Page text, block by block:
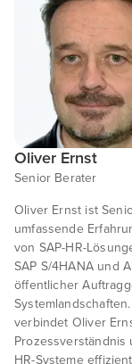
Oliver Ernst
Senior Berater
Oliver Ernst ist
umfassende
von SAP-HR-
SAP S/4HANA und
öffentlicher
verbindet Oliver
HR-Systeme